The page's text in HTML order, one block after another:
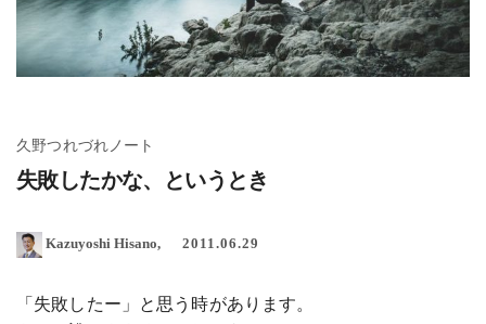
久野つれづれノート
失敗したかな、というとき
Kazuyoshi Hisano 2011.06.29
「失敗したー」と思う時があります。